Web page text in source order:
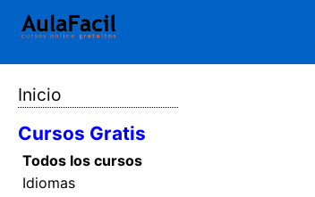
Inicio
Cursos Gratis
Todos los cursos
Idiomas